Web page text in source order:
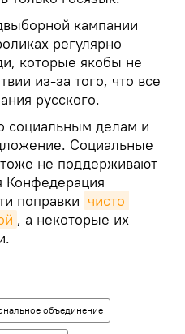
кампании
регулярно
которые якобы не
из-за того, что все
русского.
социальным делам и
Социальные
не поддерживают
Конфедерация
поправки чисто
, а некоторые их
объединение